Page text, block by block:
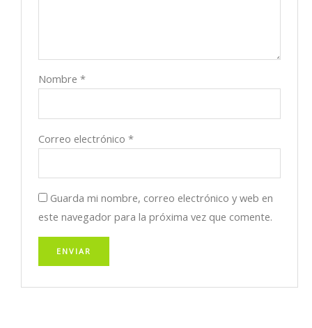
Nombre*
Correo electrónico*
Guarda mi nombre, correo electrónico y web en
este navegador para la próxima vez que comente.